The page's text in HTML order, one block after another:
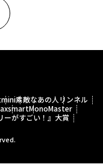
mini素敵なあの人 リンネル
smartMonoMaster
ーがすごい！』大賞